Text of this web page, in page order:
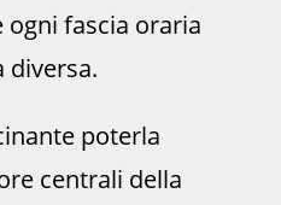
fascia oraria
diversa.
poterla
centrali della